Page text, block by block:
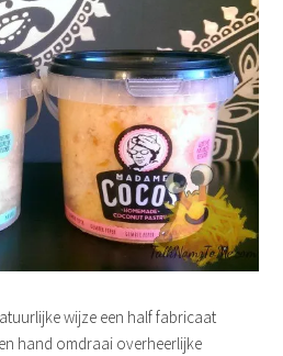
wijze een half fabricaat
hand omdraai overheerlijke